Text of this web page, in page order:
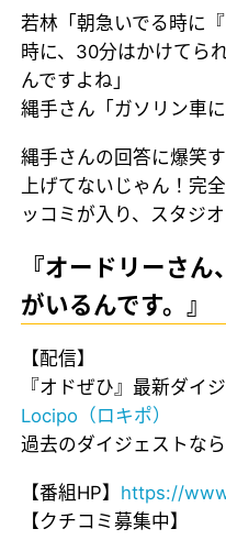
若林「朝急いでる時に
時に、30分はかけてら
んですよね」
縄手さん「ガソリン車
縄手さんの回答に爆笑
上げてないじゃん！完
ッコミが入り、スタジ
『オードリーさ
がいるんです。』
【配信】
『オドぜひ』最新ダ
Locipo（ロキポ）
過去のダイジェスト
【番組HP】 https://
【クチコミ募集中】